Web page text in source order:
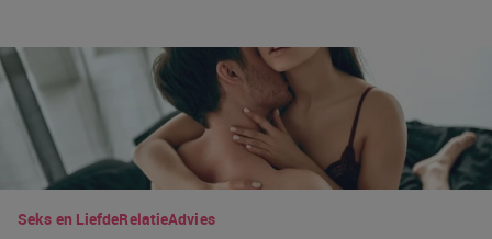
Seks en LiefdeRelatieAdvies